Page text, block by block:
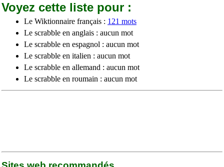
Voyez cette liste pour :
Le Wiktionnaire français : 121 mots
Le scrabble en anglais : aucun mot
Le scrabble en espagnol : aucun mot
Le scrabble en italien : aucun mot
Le scrabble en allemand : aucun mot
Le scrabble en roumain : aucun mot